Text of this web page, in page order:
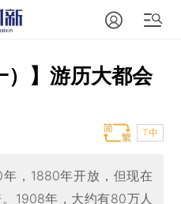
）】游历大都会
T中
，1880年开放，但现在
1908年，大约有80万人